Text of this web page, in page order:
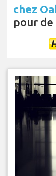
chez
pour de